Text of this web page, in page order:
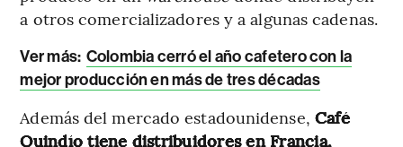
a otros comercializadores y a algunas cadenas.
Ver más: Colombia cerró el año cafetero con la
mejor producción en más de tres décadas
Además del mercado estadounidense, Café
Quindío tiene distribuidores en Francia,